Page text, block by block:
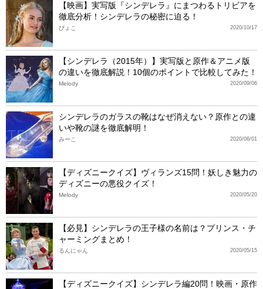
【映画】実写版『シンデレラ』にまつわるトリビアを
徹底分析！シンデレラの秘密に迫る！
2020/10/17
ぴょこ
【シンデレラ（2015年）】実写版と原作＆アニメ版
の違いを徹底解説！10個のポイントで比較してみた！
2020/09/06
Melody
シンデレラのガラスの靴はなぜ消えない？原作との違
いや靴の謎を徹底解明！
2020/06/01
みーこ
【ディズニークイズ】ヴィランズ15問！妖しき魅力の
ディズニーの悪役クイズ！
2020/05/20
Melody
【必見】シンデレラの王子様の名前は？プリンス・チ
ャーミングまとめ！
2020/05/15
るんにゃん
【ディズニークイズ】シンデレラ編20問！映画・原作